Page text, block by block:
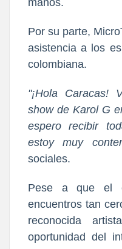
manos.
Por su parte,
asistencia a los
colombiana.
"¡Hola Caracas!
show de Karol G
espero recibir
estoy muy
sociales.
Pese a que el
encuentros tan
reconocida
oportunidad del